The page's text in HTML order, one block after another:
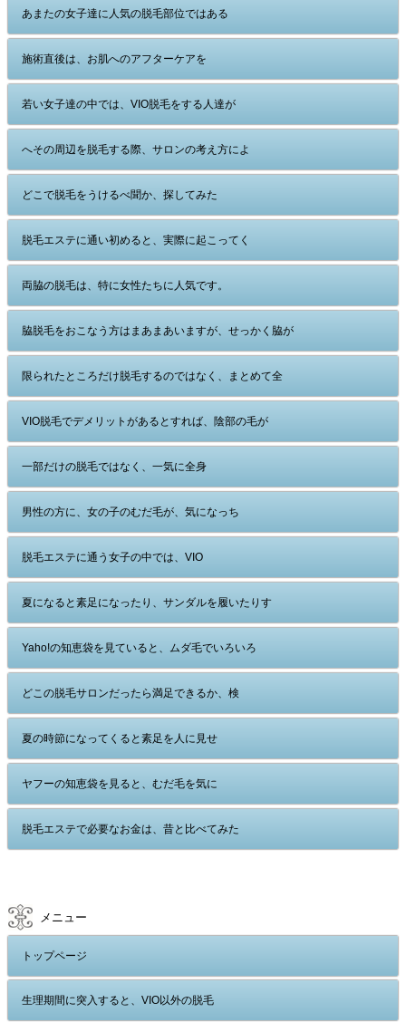
あまたの女子達に人気の脱毛部位ではある
施術直後は、お肌へのアフターケアを
若い女子達の中では、VIO脱毛をする人達が
へその周辺を脱毛する際、サロンの考え方によ
どこで脱毛をうけるべ聞か、探してみた
脱毛エステに通い初めると、実際に起こってく
両脇の脱毛は、特に女性たちに人気です。
脇脱毛をおこなう方はまあまあいますが、せっかく脇が
限られたところだけ脱毛するのではなく、まとめて全
VIO脱毛でデメリットがあるとすれば、陰部の毛が
一部だけの脱毛ではなく、一気に全身
男性の方に、女の子のむだ毛が、気になっち
脱毛エステに通う女子の中では、VIO
夏になると素足になったり、サンダルを履いたりす
Yaho!の知恵袋を見ていると、ムダ毛でいろいろ
どこの脱毛サロンだったら満足できるか、検
夏の時節になってくると素足を人に見せ
ヤフーの知恵袋を見ると、むだ毛を気に
脱毛エステで必要なお金は、昔と比べてみた
メニュー
トップページ
生理期間に突入すると、VIO以外の脱毛